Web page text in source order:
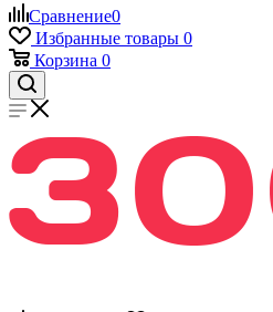
Сравнение0
Избранные товары 0
Корзина 0